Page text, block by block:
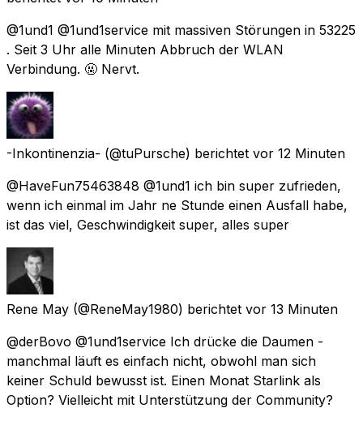
@1und1 @1und1service mit massiven Störungen in 53225
. Seit 3 Uhr alle Minuten Abbruch der WLAN
Verbindung. 🤬 Nervt.
-Inkontinenzia- (@tuPursche) berichtet vor 12 Minuten
@HaveFun75463848 @1und1 ich bin super zufrieden,
wenn ich einmal im Jahr ne Stunde einen Ausfall habe,
ist das viel, Geschwindigkeit super, alles super
Rene May (@ReneMay1980) berichtet vor 13 Minuten
@derBovo @1und1service Ich drücke die Daumen -
manchmal läuft es einfach nicht, obwohl man sich
keiner Schuld bewusst ist. Einen Monat Starlink als
Option? Vielleicht mit Unterstützung der Community?